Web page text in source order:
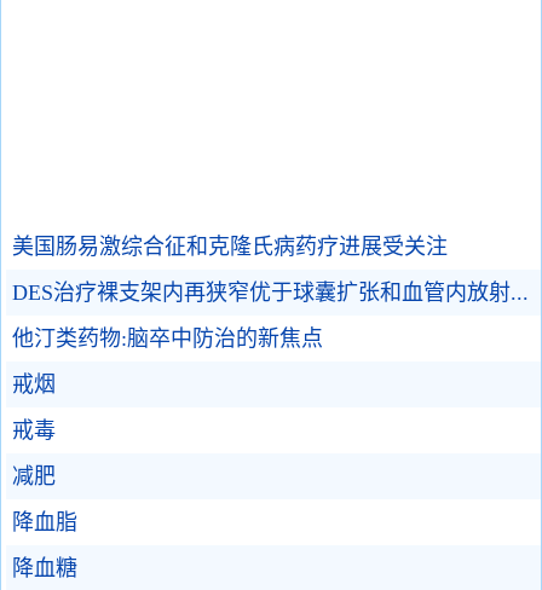
美国肠易激综合征和克隆氏病药疗进展受关注
DES治疗裸支架内再狭窄优于球囊扩张和血管内放射...
他汀类药物:脑卒中防治的新焦点
戒烟
戒毒
减肥
降血脂
降血糖